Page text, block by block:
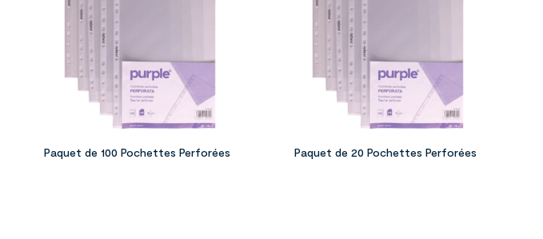
Paquet de 100 Pochettes Perforées Paquet de 20 Pochettes Perforées